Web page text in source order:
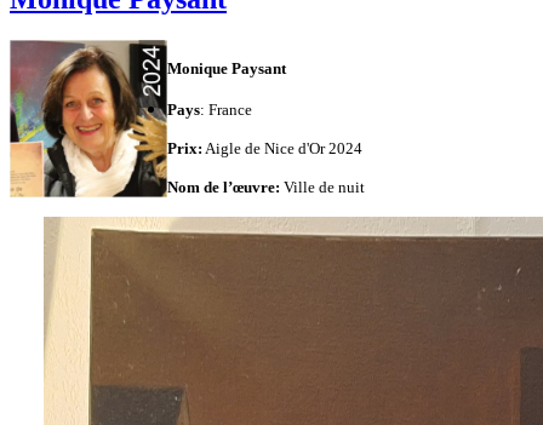
Monique Paysant
Pays: France
Prix: Aigle de Nice d'Or 2024
Nom de l’œuvre: Ville de nuit